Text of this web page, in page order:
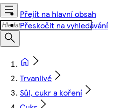
Přejít na hlavní obsah
Přeskočit na vyhledávání
Trvanlivé
Sůl, cukr a koření